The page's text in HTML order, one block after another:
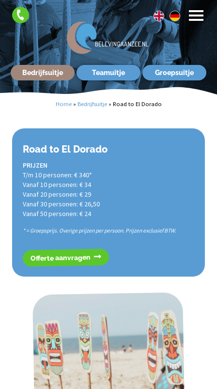
Bedrijfsuitje Teamuitje Groepsuitje
Contact
Home » Bedrijfsuitje » Road to El Dorado
Road to El Dorado
PRIJZEN
T/m 10 personen: € 340*
Vanaf 10 personen: € 34
Vanaf 20 personen: € 29
Vanaf 30 personen: € 26,50
Vanaf 50 personen: € 24
* = Groepsprijs. Overige prijzen per persoon. Prijzen exclusief BTW.
Offerte aanvragen